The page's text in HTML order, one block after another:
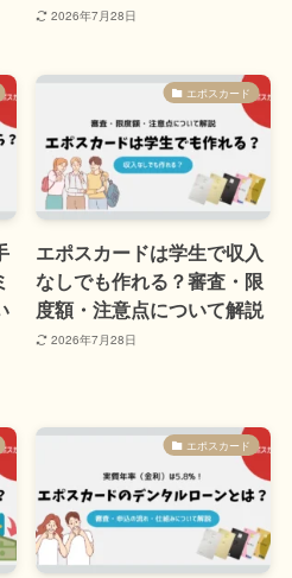
2026年7月28日
エポスカード
エポスカードは学生で収入
なしでも作れる？審査・限
度額・注意点について解説
2026年7月28日
エポスカード